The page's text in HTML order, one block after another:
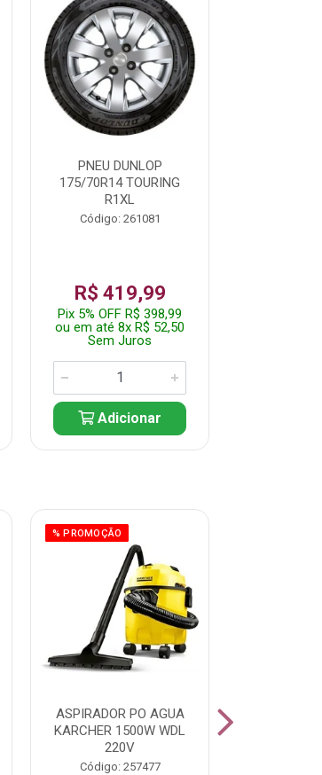
PNEU DUNLOP
175/70R14 TOURING
R1XL
Código: 261081
R$ 419,99
Pix 5% OFF R$ 398,99
ou em até 8x R$ 52,50
Sem Juros
Adicionar
% PROMOÇÃO
ASPIRADOR PO AGUA
KARCHER 1500W WDL
220V
Código: 257477